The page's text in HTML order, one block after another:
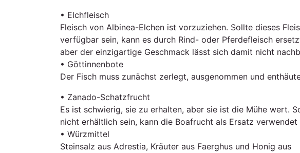
• Elchfleisch
Fleisch von Albinea-Elchen ist vorzuziehen. Sollte dieses
verfügbar sein, kann es durch Rind- oder Pferdefleisch
aber der einzigartige Geschmack lässt sich damit nicht
• Göttinnenbote
Der Fisch muss zunächst zerlegt, ausgenommen und
• Zanado-Schatzfrucht
Es ist schwierig, sie zu erhalten, aber sie ist die Mühe wert.
nicht erhältlich sein, kann die Boafrucht als Ersatz verwendet
• Würzmittel
Steinsalz aus Adrestia, Kräuter aus Faerghus und Honig aus